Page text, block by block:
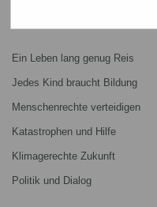
Ein Leben lang genug Reis
Jedes Kind braucht Bildung
Menschenrechte verteidigen
Katastrophen und Hilfe
Klimagerechte Zukunft
Politik und Dialog